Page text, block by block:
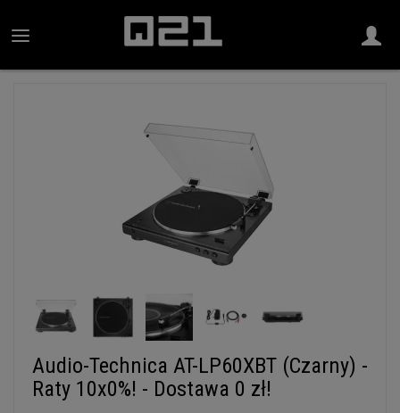
Audio-Technica AT-LP60XBT (Czarny) -
Raty 10x0%! - Dostawa 0 zł!